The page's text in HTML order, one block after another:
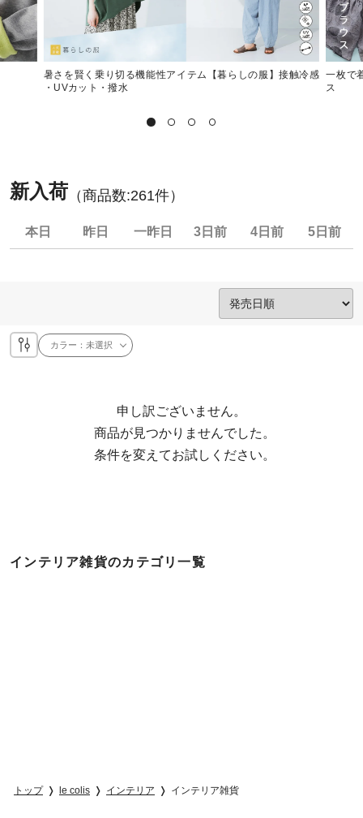
暑さを賢く乗り切る機能性アイテム【暮らしの服】接触冷感
・UVカット・撥水
一枚で
ス
新入荷 （商品数:261件）
本日 昨日 一昨日 3日前 4日前 5日前
カラー：未選択
申し訳ございません。
  条件を変えてお試しください。
インテリア雑貨のカテゴリ一覧
トップ le colis インテリア インテリア雑貨